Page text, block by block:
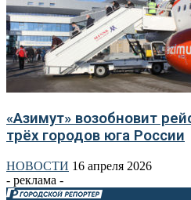
«Азимут» возобновит
трёх городов юга России
НОВОСТИ 16 апреля 2026
- реклама -